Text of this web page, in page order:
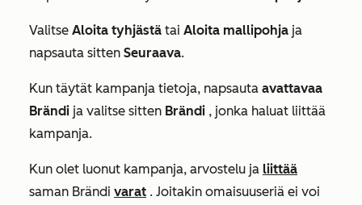
Valitse Aloita tyhjästä tai Aloita mallipohja ja
napsauta sitten Seuraava.
Kun täytät kampanja tietoja, napsauta avattavaa
Brändi ja valitse sitten Brändi , jonka haluat liittää
kampanja.
Kun olet luonut kampanja, arvostelu ja liittää
saman Brändi varat . Joitakin omaisuuseriä ei voi